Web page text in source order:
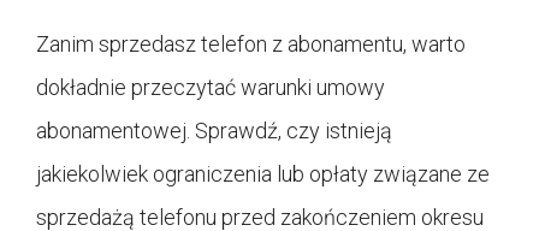
Zanim sprzedasz telefon z abonamentu, warto
dokładnie przeczytać warunki umowy
abonamentowej. Sprawdź, czy istnieją
jakiekolwiek ograniczenia lub opłaty związane ze
sprzedażą telefonu przed zakończeniem okresu